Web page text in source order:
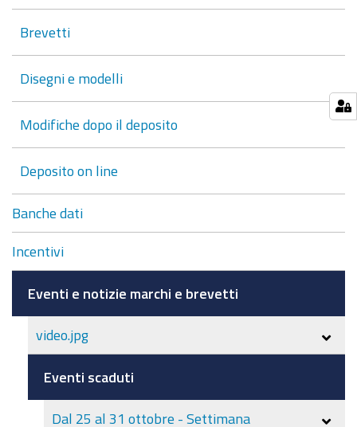
alle
terrà
webinar
nuovo
regime
fiscale
proprietà
industriale
disegni
Brevetti
Disegni e modelli
Modifiche dopo il deposito
Deposito on line
Banche dati
Incentivi
Eventi e notizie marchi e brevetti
video.jpg
Eventi scaduti
Dal 25 al 31 ottobre - Settimana